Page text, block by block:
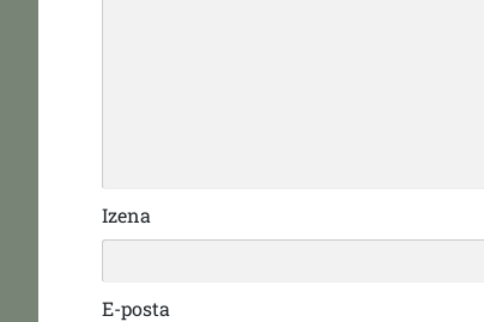
Izena
E-posta